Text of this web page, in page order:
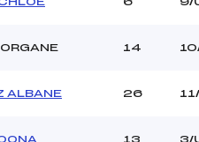
14
ALBANE 26
13 3/